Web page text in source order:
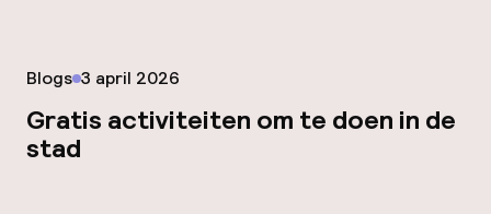
Blogs Gepubliceerd op
3 april 2026
Gratis activiteiten om te doen in de
stad